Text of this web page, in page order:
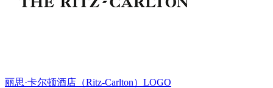
丽思·卡尔顿酒店（Ritz-Carlton）LOGO